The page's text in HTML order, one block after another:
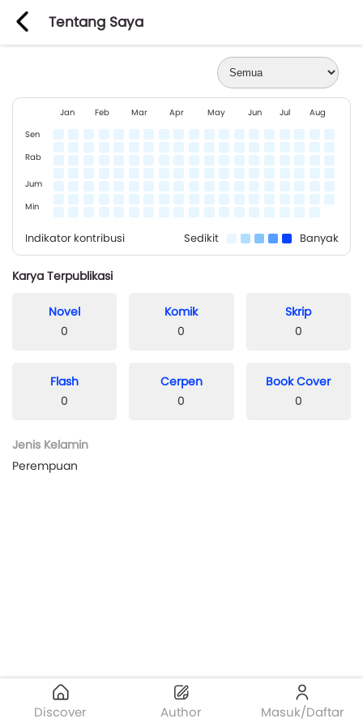
Discover Author Masuk/Daftar
Tentang Saya
Jan Feb Mar Apr May Jun Jul
Aug
Sen
Rab
Jum
Min
Indikator kontribusi Sedikit Banyak
Karya Terpublikasi
Novel
0
Komik
0
Skrip
0
Flash
0
Cerpen
0
Book Cover
0
Jenis Kelamin
Perempuan